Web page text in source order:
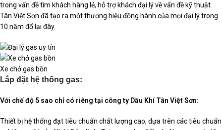
trong vấn đề tìm khách hàng lẻ, hỗ trợ khách đại lý về vấn đề kỹ thuật.
Tân Việt Sơn đã tạo ra một thương hiệu đồng hành của mọi đại lý trong
10 năm đổ lại đây.
Xe chở gas bồn
Lắp đặt hệ thống gas:
Với chế độ 5 sao chỉ có riêng tại công ty Dầu Khí Tân Việt Sơn:
Thiết bị hệ thống đạt tiêu chuẩn chất lượng cao, dựa trên các tiêu chuẩn